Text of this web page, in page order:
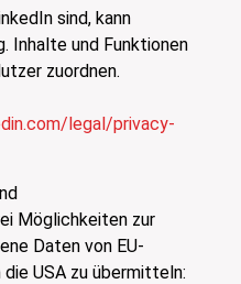
sind, kann
Inhalte und Funktionen
zuordnen.
legal/privacy-
Möglichkeiten zur
Daten von EU-
die USA zu übermitteln: